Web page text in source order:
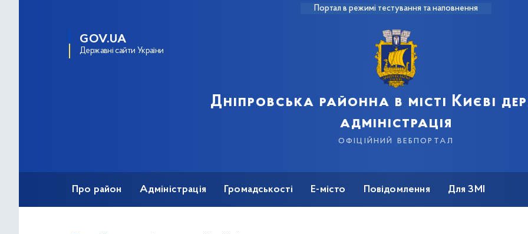
Портал в режимі тестування та наповнення
GOV.UA
Державні сайти України
Дніпровська районна в місті Києві
адміністрація
офіційний вебпортал
Про район Адміністрація Громадськості Е-місто Повідомлення Для ЗМІ